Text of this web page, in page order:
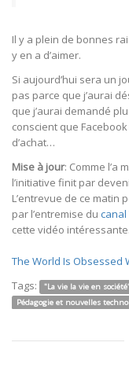
Il y a plein de bonnes
y en a d’aimer.
Si aujourd’hui sera un
pas parce que j’aurai
que j’aurai demandé
conscient que
d’achat…
Mise à jour: Comme l’a
l’initiative finit par
L’entrevue de ce matin
par l’entremise du canal
cette vidéo
The World Is Obsessed
Tags:
"La vie la vie en
Pédagogie et nouvelles